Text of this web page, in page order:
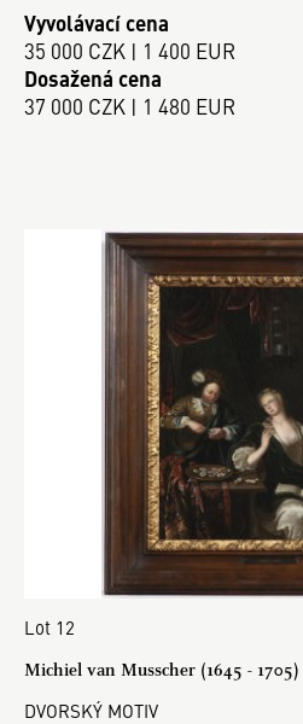
Vyvolávací cena
35 000 CZK | 1 400 EUR
Dosažená cena
37 000 CZK | 1 480 EUR
Lot 12
Michiel van Musscher (1645 - 1705)
DVORSKÝ MOTIV